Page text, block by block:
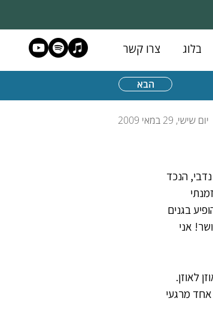
בלוג צרו קשר
הבא
יום שישי, 29 במאי 2009
חבריו לכיתה של נדבי, הנכד
בגנים
אני
לאוזן.
מרגעי